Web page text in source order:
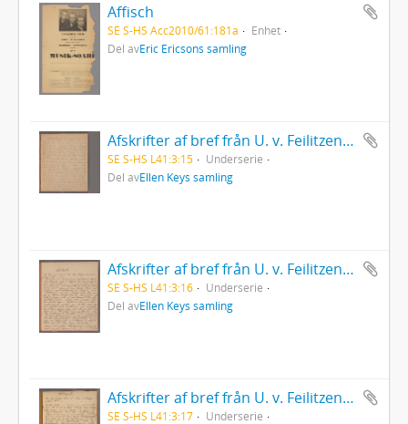
Affisch
SE S-HS Acc2010/61:181a
Enhet
Del avEric Ericsons samling
Afskrifter af bref från U. v. Feilitzen till A. F. Lindblad.
SE S-HS L41:3:15
Underserie
Del avEllen Keys samling
Afskrifter af bref från U. v. Feilitzen till Sven Bring 1867-1872
SE S-HS L41:3:16
Underserie
Del avEllen Keys samling
Afskrifter af bref från U. v. Feilitzen till Sven Bring 1872-1877.
SE S-HS L41:3:17
Underserie